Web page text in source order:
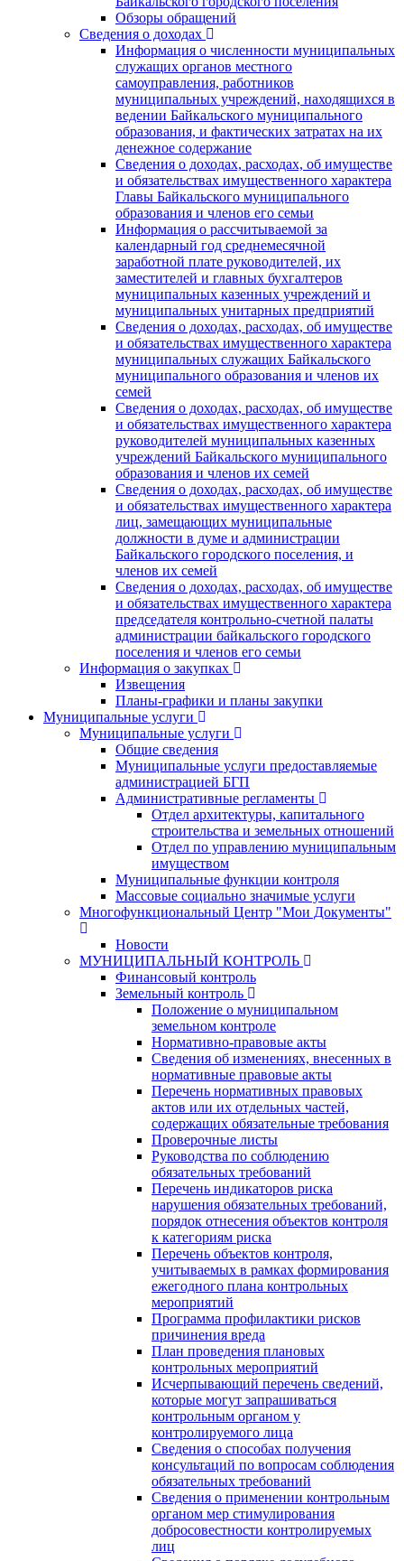
Обзоры обращений
Сведения о доходах
Информация о численности муниципальных
служащих органов местного
самоуправления, работников
муниципальных учреждений, находящихся в
ведении Байкальского муниципального
образования, и фактических затратах на их
денежное содержание
Сведения о доходах, расходах, об имуществе
и обязательствах имущественного характера
Главы Байкальского муниципального
образования и членов его семьи
Информация о рассчитываемой за
календарный год среднемесячной
заработной плате руководителей, их
заместителей и главных бухгалтеров
муниципальных казенных учреждений и
муниципальных унитарных предприятий
Сведения о доходах, расходах, об имуществе
и обязательствах имущественного характера
муниципальных служащих Байкальского
муниципального образования и членов их
семей
Сведения о доходах, расходах, об имуществе
и обязательствах имущественного характера
руководителей муниципальных казенных
учреждений Байкальского муниципального
образования и членов их семей
Сведения о доходах, расходах, об имуществе
и обязательствах имущественного характера
лиц, замещающих муниципальные
должности в думе и администрации
Байкальского городского поселения, и
членов их семей
Сведения о доходах, расходах, об имуществе
и обязательствах имущественного характера
председателя контрольно-счетной палаты
администрации байкальского городского
поселения и членов его семьи
Информация о закупках
Извещения
Планы-графики и планы закупки
Муниципальные услуги
Муниципальные услуги
Общие сведения
Муниципальные услуги предоставляемые
администрацией БГП
Административные регламенты
Отдел архитектуры, капитального
строительства и земельных отношений
Отдел по управлению муниципальным
имуществом
Муниципальные функции контроля
Массовые социально значимые услуги
Многофункциональный Центр "Мои Документы"
Новости
МУНИЦИПАЛЬНЫЙ КОНТРОЛЬ
Финансовый контроль
Земельный контроль
Положение о муниципальном
земельном контроле
Нормативно-правовые акты
Сведения об изменениях, внесенных в
нормативные правовые акты
Перечень нормативных правовых
актов или их отдельных частей,
содержащих обязательные требования
Проверочные листы
Руководства по соблюдению
обязательных требований
Перечень индикаторов риска
нарушения обязательных требований,
порядок отнесения объектов контроля
к категориям риска
Перечень объектов контроля,
учитываемых в рамках формирования
ежегодного плана контрольных
мероприятий
Программа профилактики рисков
причинения вреда
План проведения плановых
контрольных мероприятий
Исчерпывающий перечень сведений,
которые могут запрашиваться
контрольным органом у
контролируемого лица
Сведения о способах получения
консультаций по вопросам соблюдения
обязательных требований
Сведения о применении контрольным
органом мер стимулирования
добросовестности контролируемых
лиц